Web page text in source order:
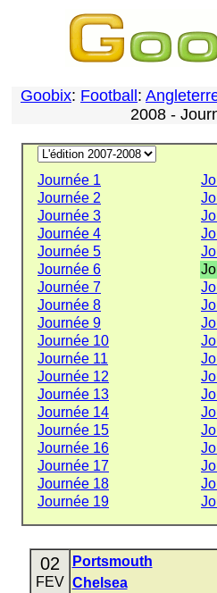
Goobix: Football :
2008 -
Journée 1
Journée 2
Journée 3
Journée 4
Journée 5
Journée 6
Journée 7
Journée 8
Journée 9
Journée 10
Journée 11
Journée 12
Journée 13
Journée 14
Journée 15
Journée 16
Journée 17
Journée 18
Journée 19
02
FEV
Portsmouth
Chelsea